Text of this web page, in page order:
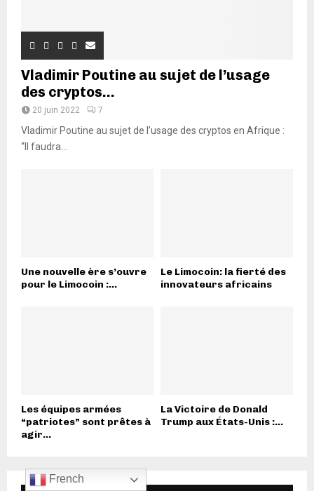
Vladimir Poutine au sujet de l’usage
des cryptos...
20 juin 2022 7
Vladimir Poutine au sujet de l’usage des cryptos en Afrique :
“Il faudra...
Une nouvelle ère s’ouvre
pour le Limocoin :...
Le Limocoin: la fierté des
innovateurs africains
Les équipes armées
“patriotes” sont prêtes à
agir...
La Victoire de Donald
Trump aux États-Unis :...
French